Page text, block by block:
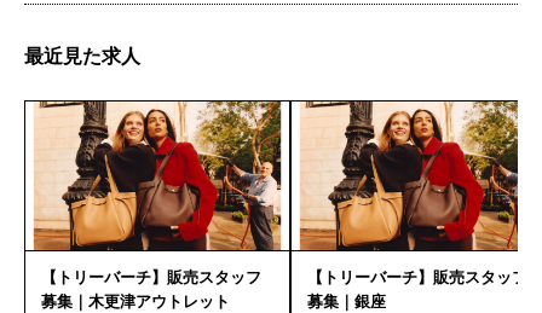
最近見た求人
【トリーバーチ】販売スタッフ
募集｜木更津アウトレット
【トリーバーチ】販売スタッフ
募集｜銀座